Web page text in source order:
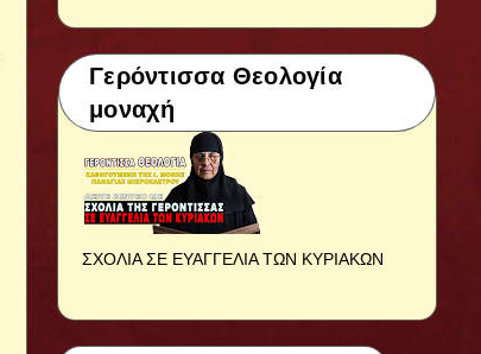
Γερόντισσα Θεολογία
μοναχή
ΣΧΟΛΙΑ ΣΕ ΕΥΑΓΓΕΛΙΑ ΤΩΝ ΚΥΡΙΑΚΩΝ